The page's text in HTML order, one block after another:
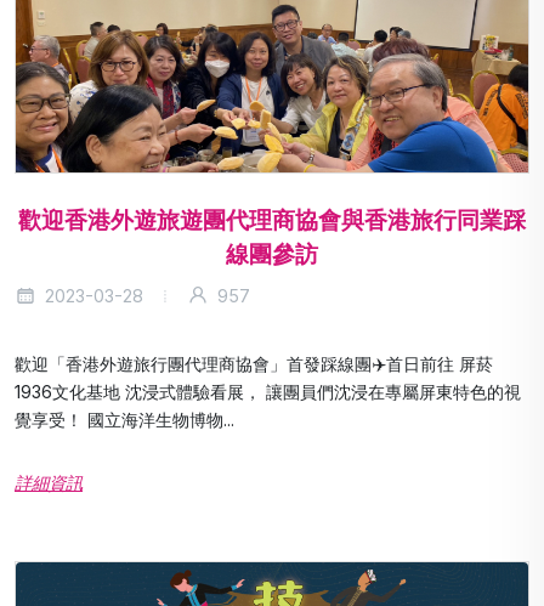
歡迎香港外遊旅遊團代理商協會與香港旅行同業踩
線團參訪
2023-03-28 957
歡迎「香港外遊旅行團代理商協會」首發踩線團✈️首日前往 屏菸
1936文化基地 沈浸式體驗看展， 讓團員們沈浸在專屬屏東特色的視
覺享受！ 國立海洋生物博物...
詳細資訊